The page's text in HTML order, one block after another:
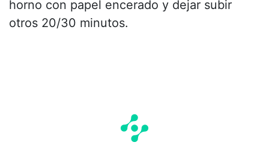
horno con papel encerado y dejar subir
otros 20/30 minutos.